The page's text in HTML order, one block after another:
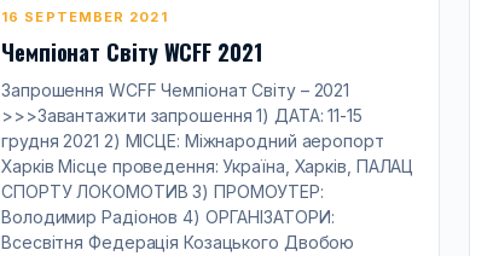
16 SEPTEMBER 2021
Чемпіонат Світу WCFF 2021
Запрошення WCFF Чемпіонат Світу – 2021
>>>Завантажити запрошення 1) ДАТА: 11-15
грудня 2021 2) МІСЦЕ: Міжнародний аеропорт
Харків Місце проведення: Україна, Харків, ПАЛАЦ
СПОРТУ ЛОКОМОТИВ 3) ПРОМОУТЕР:
Володимир Радіонов 4) ОРГАНІЗАТОРИ:
Всесвітня Федерація Козацького Двобою